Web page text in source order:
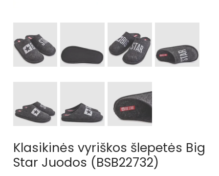
Klasikinės vyriškos šlepetės Big
Star Juodos (BSB22732)